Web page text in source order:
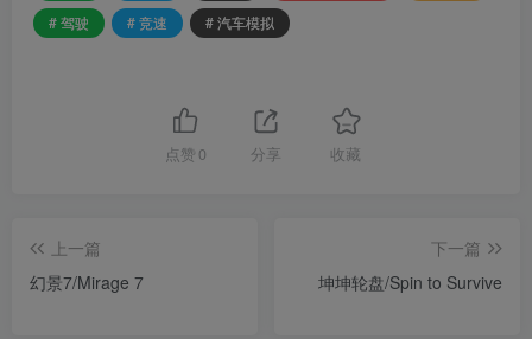
# 驾驶
# 竞速 # 汽车模拟
点赞 0 分享 收藏
上一篇
幻景7/Mirage 7
下一篇
坤坤轮盘/Spin to Survive